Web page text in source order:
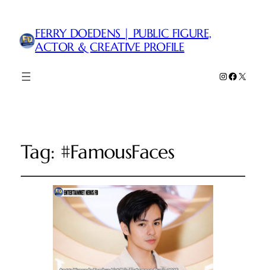
FERRY DOEDENS | PUBLIC FIGURE,
ACTOR & CREATIVE PROFILE
Instagram
Facebook
X
Tag: #FamousFaces